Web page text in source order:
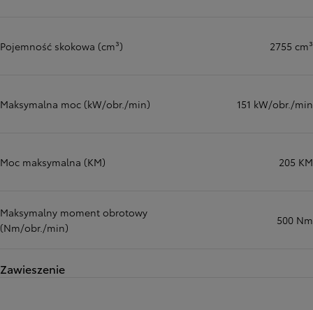
Pojemność skokowa (cm³) 2755 cm³
Maksymalna moc (kW/obr./min) 151 kW/obr./min
Moc maksymalna (KM) 205 KM
Maksymalny moment obrotowy
(Nm/obr./min)
500 Nm
Zawieszenie